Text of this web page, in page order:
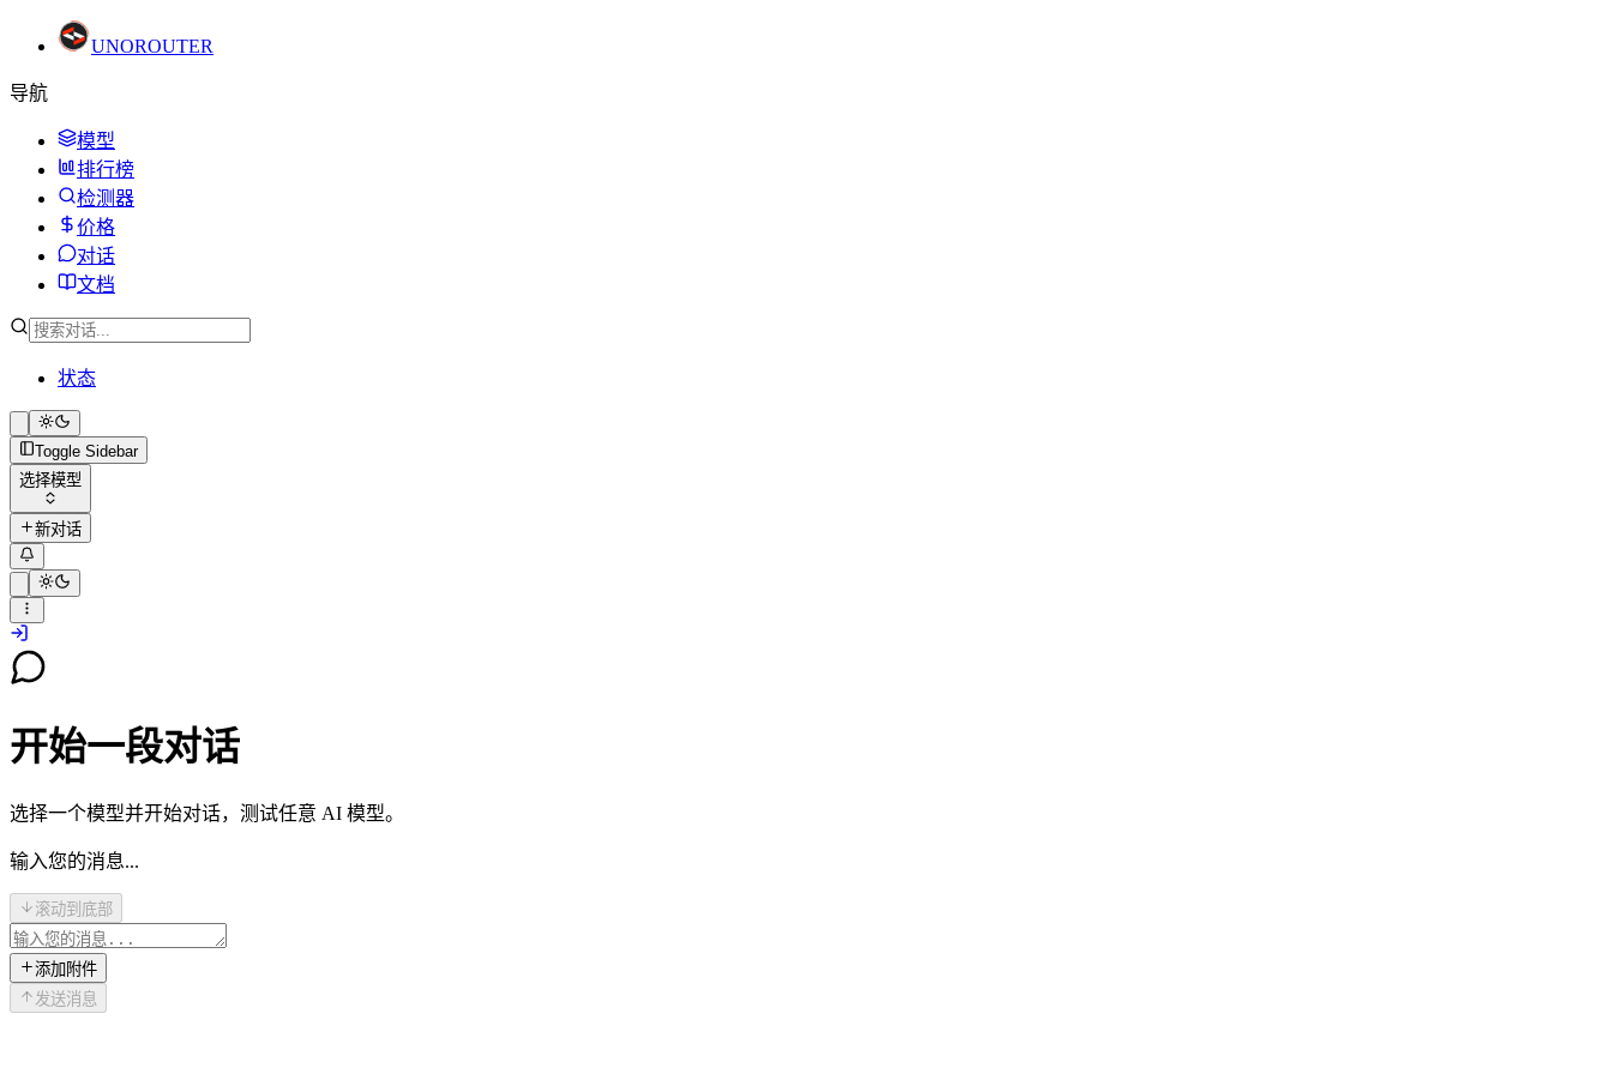
UNOROUTER
导航
模型
排行榜
检测器
价格
对话
文档
状态
Toggle Sidebar
选择模型
新对话
开始一段对话
选择一个模型并开始对话，测试任意 AI 模型。
输入您的消息...
滚动到底部
添加附件
发送消息